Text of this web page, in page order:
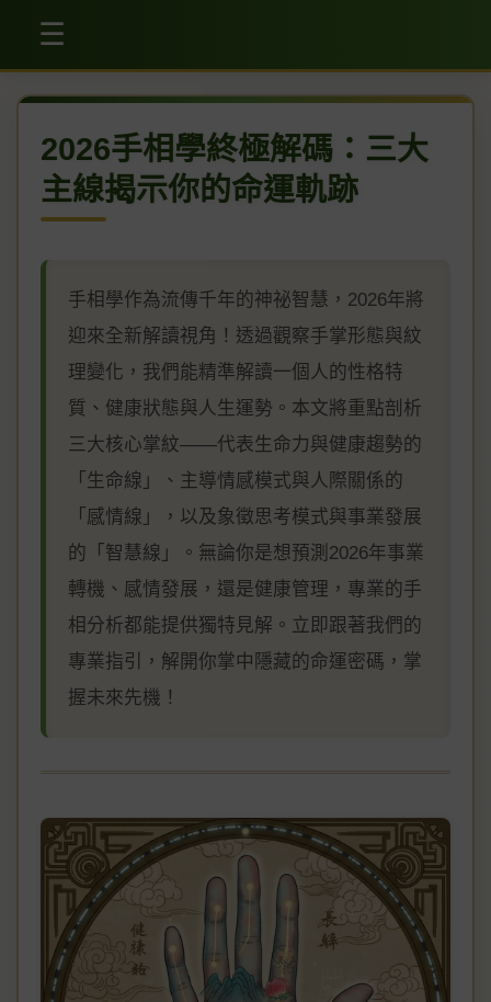
☰
2026手相學終極解碼：三大
主線揭示你的命運軌跡
手相學作為流傳千年的神祕智慧，2026年將
迎來全新解讀視角！透過觀察手掌形態與紋
理變化，我們能精準解讀一個人的性格特
質、健康狀態與人生運勢。本文將重點剖析
三大核心掌紋——代表生命力與健康趨勢的
「生命線」、主導情感模式與人際關係的
「感情線」，以及象徵思考模式與事業發展
的「智慧線」。無論你是想預測2026年事業
轉機、感情發展，還是健康管理，專業的手
相分析都能提供獨特見解。立即跟著我們的
專業指引，解開你掌中隱藏的命運密碼，掌
握未來先機！